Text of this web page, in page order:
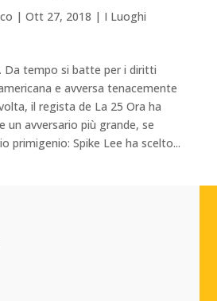
| Ott 27, 2018 | I Luoghi
Da tempo si batte per i diritti
e avversa tenacemente
il regista de La 25 Ora ha
un avversario più grande, se
primigenio: Spike Lee ha scelto...